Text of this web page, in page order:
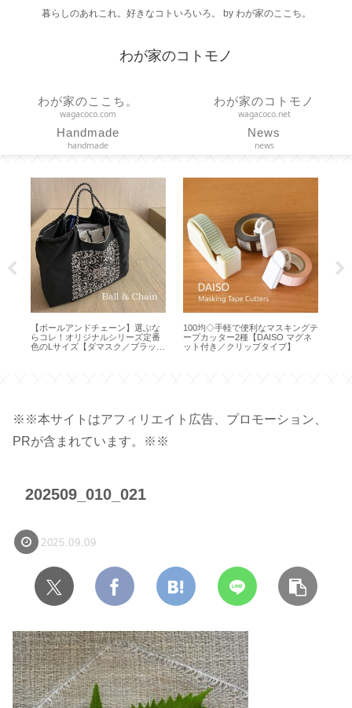
暮らしのあれこれ。好きなコトいろいろ。 by わが家のここち。
わが家のコトモノ
わが家のここち。
wagacoco.com
わが家のコトモノ
wagacoco.net
Handmade
handmade
News
news
【ボールアンドチェーン】選ぶな
らコレ！オリジナルシリーズ定番
色のLサイズ【ダマスク／ブラッ
100均◇手軽で便利なマスキングテ
ープカッター2種【DAISO マグネ
ット付き／クリップタイプ】
※※本サイトはアフィリエイト広告、プロモーション、
PRが含まれています。※※
202509_010_021
2025.09.09